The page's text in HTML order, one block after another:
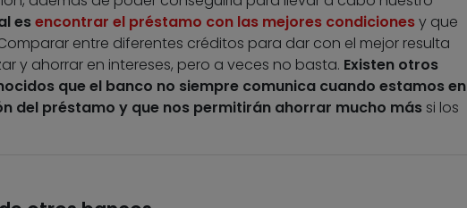
esencontrar el préstamo con las mejores condicionesy que
entre diferentes créditos para dar con el mejor resulta
y ahorrar en intereses, pero a veces no basta. Existen otros
que el banco no siempre comunica cuando estamos en
del préstamo y que nos permitirán ahorrar mucho mássi los